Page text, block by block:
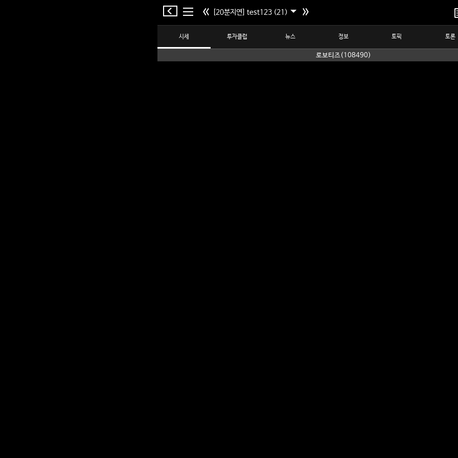
[20분지연] test123 (21)
시세 투자클럽 뉴스 정보 토픽 토론
로보티즈(108490)